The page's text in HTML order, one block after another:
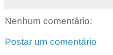
Nenhum comentário:
Postar um comentário